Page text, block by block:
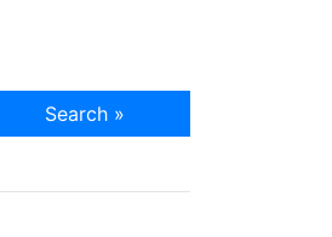
Search »